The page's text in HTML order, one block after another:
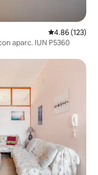
Calificación
4.86 (123)
aparc. IUN P5360